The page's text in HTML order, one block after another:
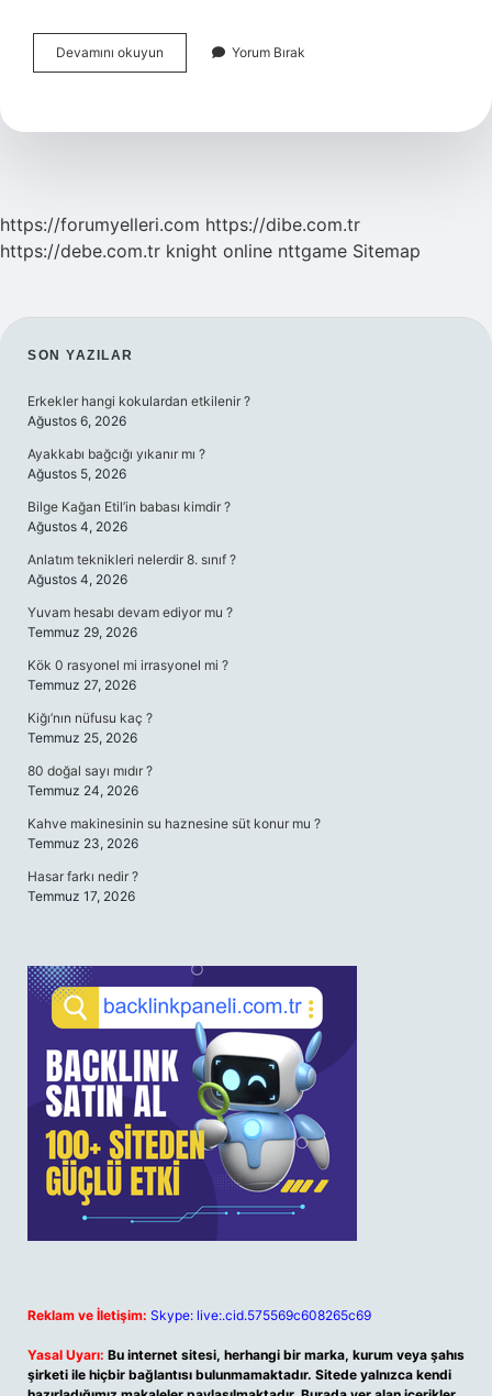
Devamını okuyun Sözcükte
Çok
Yorum Bırak
https://forumyelleri.com https://dibe.com.tr
https://debe.com.tr knight online nttgame Sitemap
SIDEBAR
SON YAZILAR
Erkekler hangi kokulardan etkilenir ?
Ağustos 6, 2026
Ayakkabı bağcığı yıkanır mı ?
Ağustos 5, 2026
Bilge Kağan Etil’in babası kimdir ?
Ağustos 4, 2026
Anlatım teknikleri nelerdir 8. sınıf ?
Ağustos 4, 2026
Yuvam hesabı devam ediyor mu ?
Temmuz 29, 2026
Kök 0 rasyonel mi irrasyonel mi ?
Temmuz 27, 2026
Kiğı’nın nüfusu kaç ?
Temmuz 25, 2026
80 doğal sayı mıdır ?
Temmuz 24, 2026
Kahve makinesinin su haznesine süt konur mu ?
Temmuz 23, 2026
Hasar farkı nedir ?
Temmuz 17, 2026
Reklam ve İletişim: Skype: live:.cid.575569c608265c69
Yasal Uyarı: Bu internet sitesi, herhangi bir marka, kurum veya şahıs
şirketi ile hiçbir bağlantısı bulunmamaktadır. Sitede yalnızca kendi